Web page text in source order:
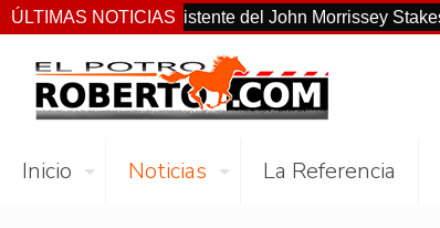
ÚLTIMAS NOTICIAS
el más consistente del John Morrissey Stakes El
Inicio Noticias La Referencia